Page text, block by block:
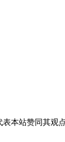
本站赞同其